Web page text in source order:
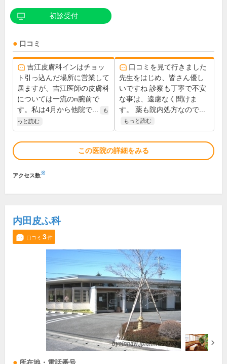
初診受付
口コミ
吉江皮膚科インはチョッ
ト引っ込んだ場所に営業して
居ますが、吉江医師の皮膚科
については一流のn腕前で
す。私は4月から他院で...
も
っと読む
口コミを見て行きました
先生をはじめ、皆さん優し
いですね 診察も丁寧で不安
な事は、遠慮なく聞けま
す。 薬も院内処方なので...
もっと読む
この医院の詳細をみる
アクセス数※
内田皮ふ科
口コミ 3件